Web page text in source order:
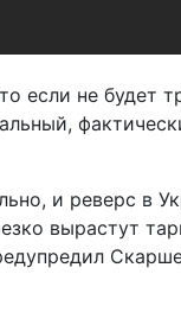
не будет
и реверс в
вырастут